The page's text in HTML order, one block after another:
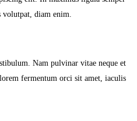
volutpat, diam enim.
Nam pulvinar vitae neque et
fermentum orci sit amet, iaculis